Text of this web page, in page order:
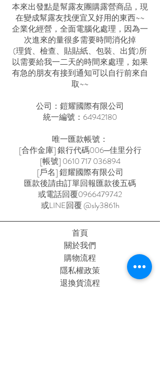
本來出發點是幫露友團購露營商品，現
在變成幫露友找便宜又好用的東西~~
企業化經營，全面電腦化處理，因為一
次進來的量很多需要時間消化掉
(理貨、檢查、貼貼紙、包裝、出貨)所
以需要給我一二天的時間來處理，如果
有急的朋友有接到通知可以自行前來自
取~~
公司：鎧耀國際有限公司
統一編號：64942180
唯一匯款帳號：
[合作金庫] 銀行代碼006─佳里分行
[帳號] 0610 717 036894
[戶名] 鎧耀國際有限公司
匯款後請由訂單回報匯款後五碼
或電話回覆0966479742
或LINE回覆 @sly3861h
首頁
關於我們
購物流程
隱私權政策
退換貨流程